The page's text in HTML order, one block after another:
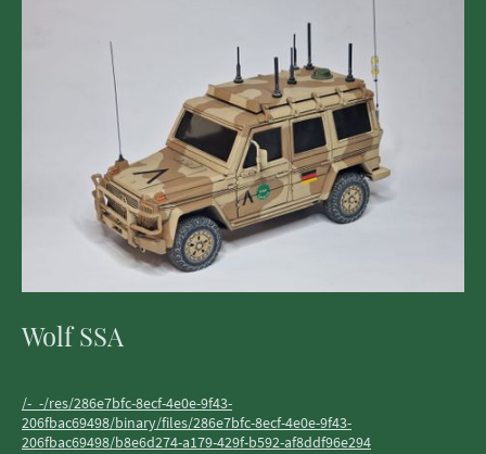
Wolf SSA
/-_-/res/286e7bfc-8ecf-4e0e-9f43-
206fbac69498/binary/files/286e7bfc-8ecf-4e0e-9f43-
206fbac69498/b8e6d274-a179-429f-b592-af8ddf96e294